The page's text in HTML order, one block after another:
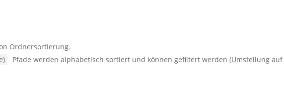
Ordnersortierung.
Pfade werden alphabetisch sortiert und können gefiltert werden (Umstellung auf